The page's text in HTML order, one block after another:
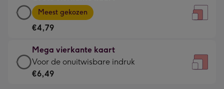
-
Voor
kleine
gelukwens
-
Grote
vierkante
kaart
-
€4,79
-
Meest
Meest gekozen
€4,79
Mega vierkante kaart
Mega
vierkante
Voor de onuitwisbare indruk
€6,49